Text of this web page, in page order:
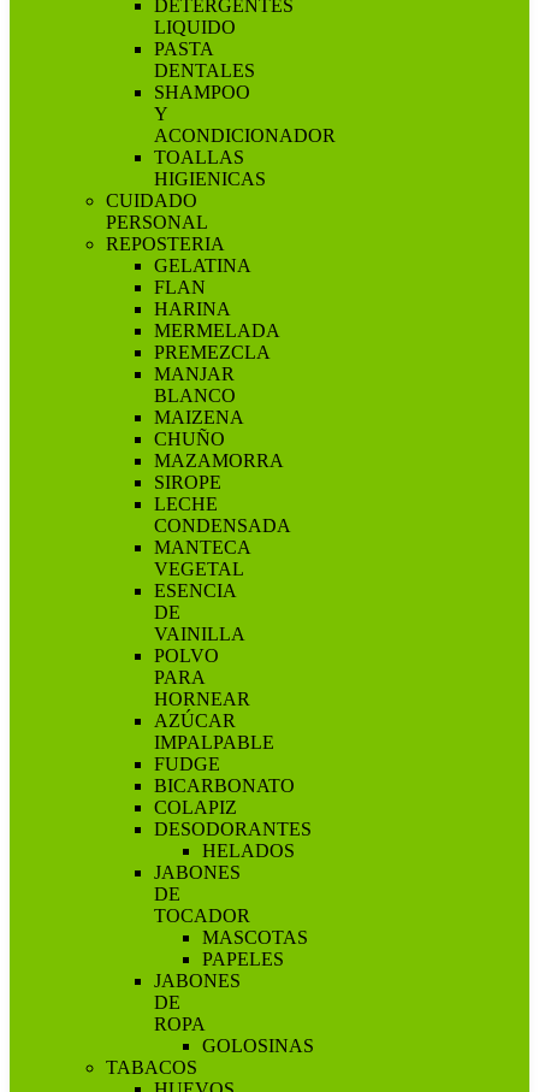
DETERGENTES
LIQUIDO
PASTA
DENTALES
SHAMPOO
Y
ACONDICIONADOR
TOALLAS
HIGIENICAS
CUIDADO
PERSONAL
REPOSTERIA
GELATINA
FLAN
HARINA
MERMELADA
PREMEZCLA
MANJAR
BLANCO
MAIZENA
CHUÑO
MAZAMORRA
SIROPE
LECHE
CONDENSADA
MANTECA
VEGETAL
ESENCIA
DE
VAINILLA
POLVO
PARA
HORNEAR
AZÚCAR
IMPALPABLE
FUDGE
BICARBONATO
COLAPIZ
DESODORANTES
HELADOS
JABONES
DE
TOCADOR
MASCOTAS
PAPELES
JABONES
DE
ROPA
GOLOSINAS
TABACOS